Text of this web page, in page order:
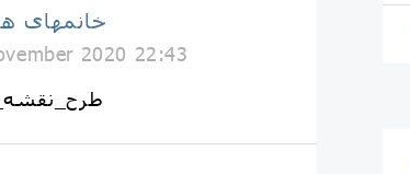
خانمهای
2020 22:43